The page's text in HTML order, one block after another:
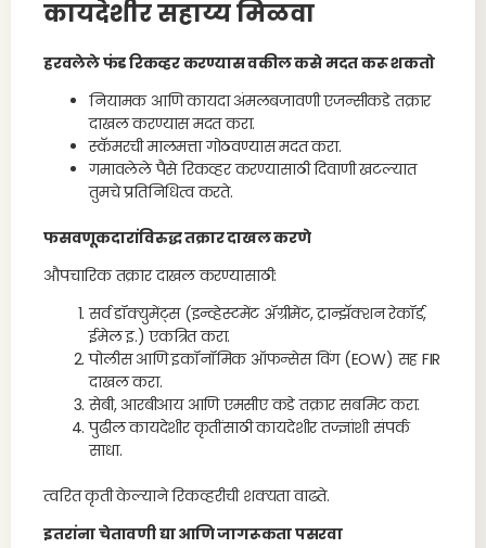
कायदेशीर सहाय्य मिळवा
हरवलेले फंड रिकव्हर करण्यास वकील कसे मदत करू शकतो
नियामक आणि कायदा अंमलबजावणी एजन्सीकडे तक्रार
दाखल करण्यास मदत करा.
स्कॅमरची मालमत्ता गोठवण्यास मदत करा.
गमावलेले पैसे रिकव्हर करण्यासाठी दिवाणी खटल्यात
तुमचे प्रतिनिधित्व करते.
फसवणूकदारांविरुद्ध तक्रार दाखल करणे
औपचारिक तक्रार दाखल करण्यासाठी:
सर्व डॉक्युमेंट्स (इन्व्हेस्टमेंट ॲग्रीमेंट, ट्रान्झॅक्शन रेकॉर्ड,
ईमेल इ.) एकत्रित करा.
पोलीस आणि इकॉनॉमिक ऑफन्सेस विंग (EOW) सह FIR
दाखल करा.
सेबी, आरबीआय आणि एमसीए कडे तक्रार सबमिट करा.
पुढील कायदेशीर कृतींसाठी कायदेशीर तज्ज्ञांशी संपर्क
साधा.
त्वरित कृती केल्याने रिकव्हरीची शक्यता वाढते.
इतरांना चेतावणी द्या आणि जागरूकता पसरवा